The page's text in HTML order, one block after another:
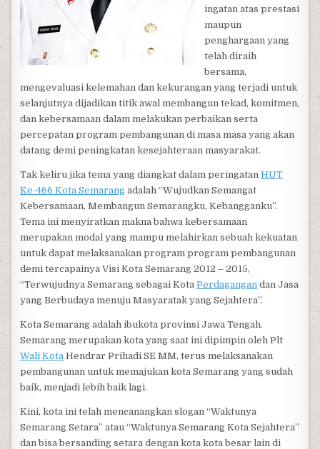
ingatan atas prestasi
maupun
penghargaan yang
telah diraih
bersama,
mengevaluasi kelemahan dan kekurangan yang terjadi untuk
selanjutnya dijadikan titik awal membangun tekad, komitmen,
dan kebersamaan dalam melakukan perbaikan serta
percepatan program pembangunan di masa masa yang akan
datang demi peningkatan kesejahteraan masyarakat.
Tak keliru jika tema yang diangkat dalam peringatanHUT
Ke-466 Kota Semarang adalah “Wujudkan Semangat
Kebersamaan, Membangun Semarangku, Kebangganku”.
Tema ini menyiratkan makna bahwa kebersamaan
merupakan modal yang mampu melahirkan sebuah kekuatan
untuk dapat melaksanakan program program pembangunan
demi tercapainya Visi Kota Semarang 2012 – 2015,
“Terwujudnya Semarang sebagai KotaPerdagangan dan Jasa
yang Berbudaya menuju Masyaratak yang Sejahtera”.
Kota Semarang adalah ibukota provinsi Jawa Tengah.
Semarang merupakan kota yang saat ini dipimpin oleh Plt
Wali Kota Hendrar Prihadi SE MM, terus melaksanakan
pembangunan untuk memajukan kota Semarang yang sudah
baik, menjadi lebih baik lagi.
Kini, kota ini telah mencanangkan slogan “Waktunya
Semarang Setara” atau “Waktunya Semarang Kota Sejahtera”
dan bisa bersanding setara dengan kota kota besar lain di